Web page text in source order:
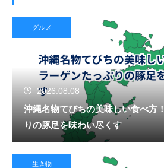
グルメ
2026.08.08
沖縄名物てびちの美味しい食べ方
りの豚足を味わい尽くす
生き物